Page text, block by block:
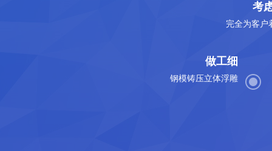
考
完全为客户
做工细
钢模铸压立体浮雕